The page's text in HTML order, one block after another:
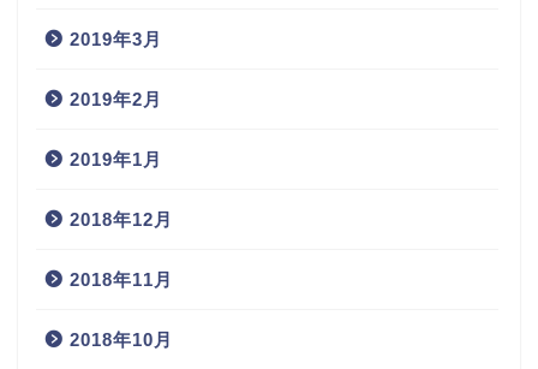
2019年3月
2019年2月
2019年1月
2018年12月
2018年11月
2018年10月